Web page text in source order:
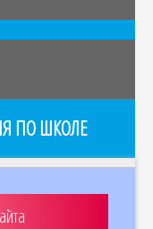
ПО ШКОЛЕ